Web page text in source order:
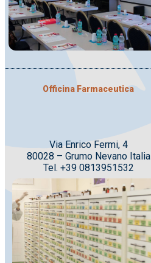
Officina Farmaceutica
Via Enrico Fermi, 4
80028 – Grumo Nevano Italia
Tel. +39 0813951532